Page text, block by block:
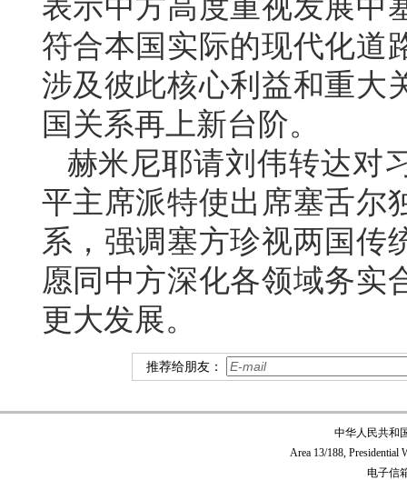
表示中方高度重视发展中
符合本国实际的现代化道
涉及彼此核心利益和重大
国关系再上新台阶。
赫米尼耶请刘伟转达对
平主席派特使出席塞舌尔
系，强调塞方珍视两国传
愿同中方深化各领域务实
更大发展。
推荐给朋友：
中华人民共和
Area 13/188, Presidential
电子信